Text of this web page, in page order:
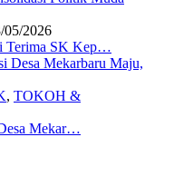
05/2026
Terima SK Kep…
, TOKOH &
Mekar…